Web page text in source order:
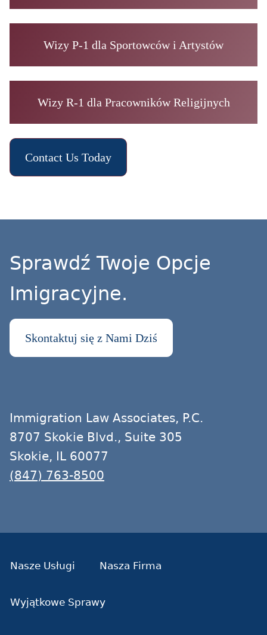
Wizy P-1 dla Sportowców i Artystów
Wizy R-1 dla Pracowników Religijnych
Contact Us Today
Sprawdź Twoje Opcje
Imigracyjne.
Skontaktuj się z Nami Dziś
Immigration Law Associates, P.C.
8707 Skokie Blvd., Suite 305
Skokie, IL 60077
(847) 763-8500
Nasze Usługi Nasza Firma
Wyjątkowe Sprawy